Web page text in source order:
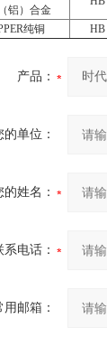
铝）合金
纯铜 HB
产品：
的单位：
的姓名：
系电话：
用邮箱：